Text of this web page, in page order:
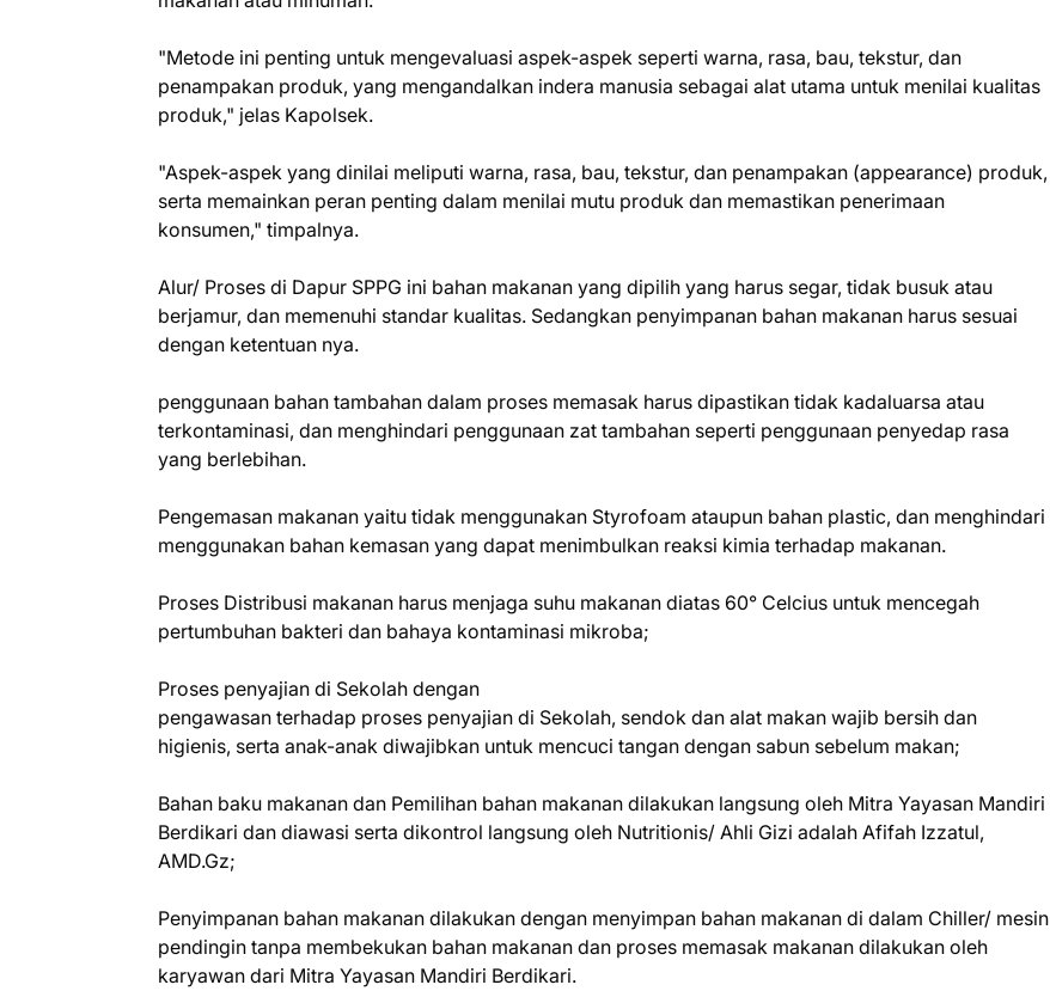
"Metode ini penting untuk mengevaluasi aspek-aspek seperti warna, rasa, bau, tekstur, dan
penampakan produk, yang mengandalkan indera manusia sebagai alat utama untuk menilai kualitas
produk," jelas Kapolsek.
"Aspek-aspek yang dinilai meliputi warna, rasa, bau, tekstur, dan penampakan (appearance) produk,
serta memainkan peran penting dalam menilai mutu produk dan memastikan penerimaan
konsumen," timpalnya.
Alur/ Proses di Dapur SPPG ini bahan makanan yang dipilih yang harus segar, tidak busuk atau
berjamur, dan memenuhi standar kualitas. Sedangkan penyimpanan bahan makanan harus sesuai
dengan ketentuan nya.
penggunaan bahan tambahan dalam proses memasak harus dipastikan tidak kadaluarsa atau
terkontaminasi, dan menghindari penggunaan zat tambahan seperti penggunaan penyedap rasa
yang berlebihan.
Pengemasan makanan yaitu tidak menggunakan Styrofoam ataupun bahan plastic, dan menghindari
menggunakan bahan kemasan yang dapat menimbulkan reaksi kimia terhadap makanan.
Proses Distribusi makanan harus menjaga suhu makanan diatas 60° Celcius untuk mencegah
pertumbuhan bakteri dan bahaya kontaminasi mikroba;
Proses penyajian di Sekolah dengan
pengawasan terhadap proses penyajian di Sekolah, sendok dan alat makan wajib bersih dan
higienis, serta anak-anak diwajibkan untuk mencuci tangan dengan sabun sebelum makan;
Bahan baku makanan dan Pemilihan bahan makanan dilakukan langsung oleh Mitra Yayasan Mandiri
Berdikari dan diawasi serta dikontrol langsung oleh Nutritionis/ Ahli Gizi adalah Afifah Izzatul,
AMD.Gz;
Penyimpanan bahan makanan dilakukan dengan menyimpan bahan makanan di dalam Chiller/ mesin
pendingin tanpa membekukan bahan makanan dan proses memasak makanan dilakukan oleh
karyawan dari Mitra Yayasan Mandiri Berdikari.